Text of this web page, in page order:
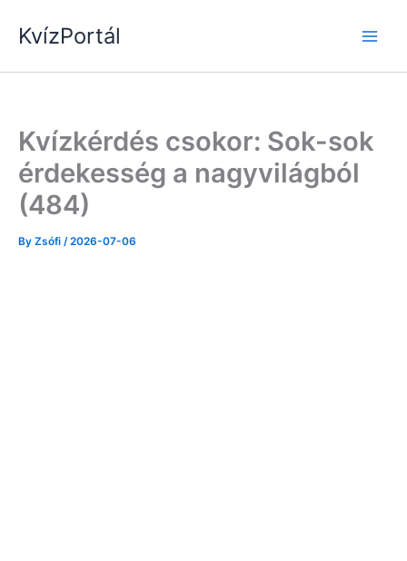
KvízPortál
Kvízkérdés csokor: Sok-sok
érdekesség a nagyvilágból
(484)
By Zsófi /2026-07-06